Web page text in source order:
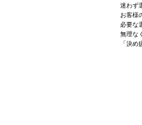
迷わず
お客様
必要な
無理な
「決